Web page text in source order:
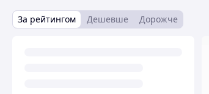
За рейтингом Дешевше Дорожче